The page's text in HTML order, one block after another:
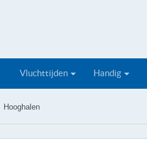
Vluchttijden Handig
Hooghalen